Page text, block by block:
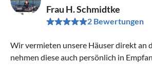
Frau H. Schmidtke
2 Bewertungen
Wir vermieten unsere Häuser direkt an
nehmen diese auch persönlich in